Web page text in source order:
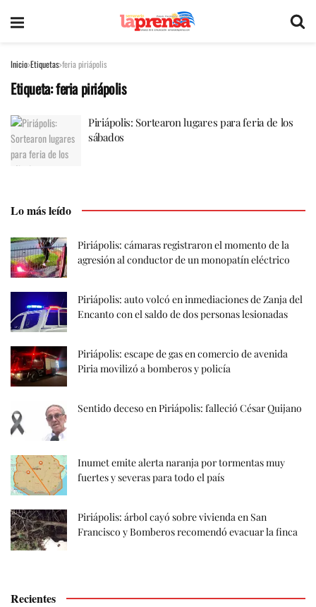
Inicio Etiquetas feria piriápolis
Etiqueta:feria piriápolis
Piriápolis: Sortearon lugares para feria de los
sábados
Lo más leído
Piriápolis: cámaras registraron el momento de la
agresión al conductor de un monopatín eléctrico
Piriápolis: auto volcó en inmediaciones de Zanja del
Encanto con el saldo de dos personas lesionadas
Piriápolis: escape de gas en comercio de avenida
Piria movilizó a bomberos y policía
Sentido deceso en Piriápolis: falleció César Quijano
Inumet emite alerta naranja por tormentas muy
fuertes y severas para todo el país
Piriápolis: árbol cayó sobre vivienda en San
Francisco y Bomberos recomendó evacuar la finca
Recientes